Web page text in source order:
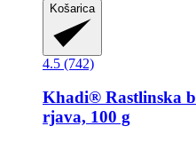
Košarica
4.5 (742)
Khadi® Rastlinska
rjava, 100 g